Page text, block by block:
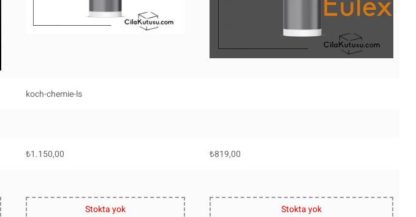
koch-chemie-ls
₺1.150,00 ₺819,00
Stokta yok Stokta yok